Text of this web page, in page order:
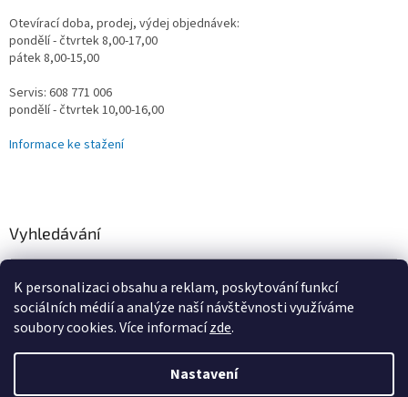
K personalizaci obsahu a reklam, poskytování funkcí
sociálních médií a analýze naší návštěvnosti využíváme
soubory cookies. Více informacízde.
Nastavení
Otevírací doba, prodej, výdej objednávek:
pondělí - čtvrtek 8,00-17,00
pátek 8,00-15,00
Servis: 608 771 006
pondělí - čtvrtek 10,00-16,00
Informace ke stažení
Vyhledávání
HLEDAT